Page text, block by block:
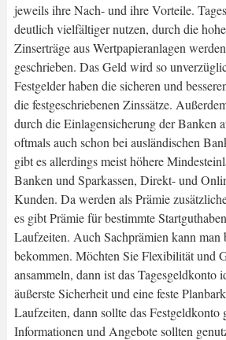
jeweils ihre Nach- und ihre Vorteile.
deutlich vielfältiger nutzen, durch die
Zinserträge aus Wertpapieranlagen
geschrieben. Das Geld wird so
Festgelder haben die sicheren und
die festgeschriebenen Zinssätze.
durch die Einlagensicherung der Banken
oftmals auch schon bei ausländischen
gibt es allerdings meist höhere
Banken und Sparkassen, Direkt- und
Kunden. Da werden als Prämie
es gibt Prämie für bestimmte
Laufzeiten. Auch Sachprämien kann man
bekommen. Möchten Sie Flexibilität und
ansammeln, dann ist das Tagesgeldkonto
äußerste Sicherheit und eine feste
Laufzeiten, dann sollte das
Informationen und Angebote sollten